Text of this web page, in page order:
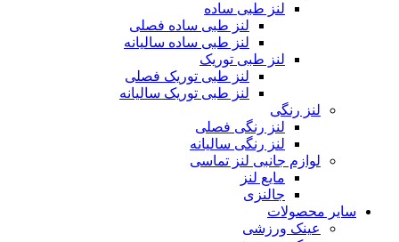
لنز طبی ساده
لنز طبی ساده فصلی
لنز طبی ساده سالیانه
لنز طبی توریک
لنز طبی توریک فصلی
لنز طبی توریک سالیانه
لنز رنگی
لنز رنگی فصلی
لنز رنگی سالیانه
لوازم جانبی لنز تماسی
مایع لنز
جالنزی
سایر محصولات
عینک ورزشی